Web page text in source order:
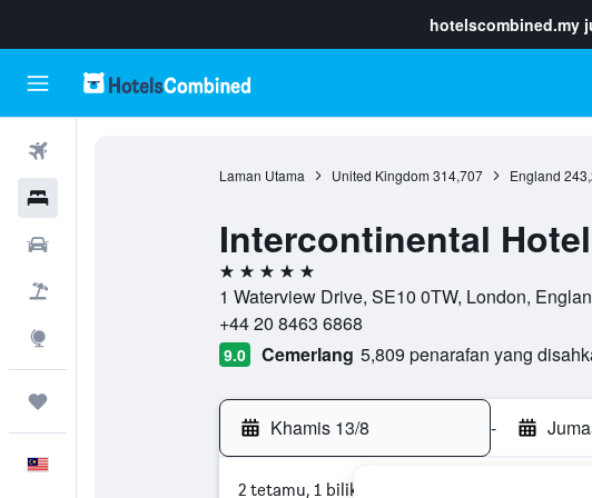
hotelscombined.my
Laman Utama United Kingdom 314,707 England
Intercontinental
5 bintang
1 Waterview Drive, SE10 0TW, London,
+44 20 8463 6868
9.0 Cemerlang 5,809 penarafan yang
Khamis 13/8 -
2 tetamu, 1 bilik